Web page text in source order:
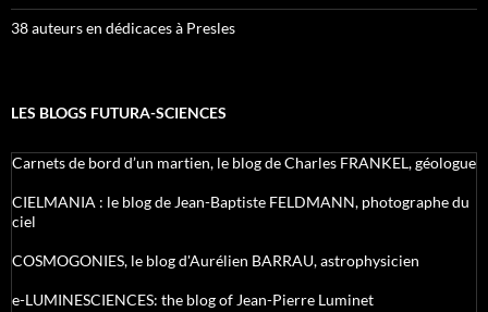
38 auteurs en dédicaces à Presles
LES BLOGS FUTURA-SCIENCES
Carnets de bord d’un martien, le blog de Charles FRANKEL, géologue
CIELMANIA : le blog de Jean-Baptiste FELDMANN, photographe du
ciel
COSMOGONIES, le blog d'Aurélien BARRAU, astrophysicien
e-LUMINESCIENCES: the blog of Jean-Pierre Luminet